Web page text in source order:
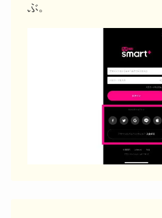
ぶ。